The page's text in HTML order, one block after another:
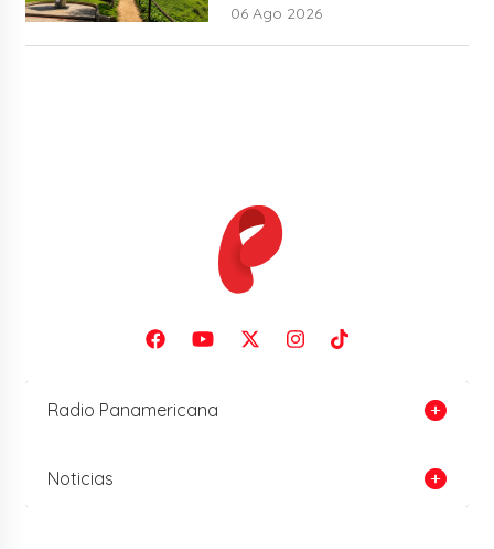
06 Ago 2026
Radio Panamericana
Noticias